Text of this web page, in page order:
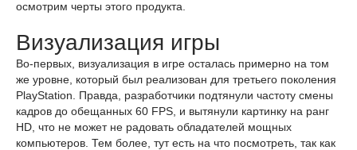
осмотрим черты этого продукта.
Визуализация игры
Во-первых, визуализация в игре осталась примерно на том
же уровне, который был реализован для третьего поколения
PlayStation. Правда, разработчики подтянули частоту смены
кадров до обещанных 60 FPS, и вытянули картинку на ранг
HD, что не может не радовать обладателей мощных
компьютеров. Тем более, тут есть на что посмотреть, так как